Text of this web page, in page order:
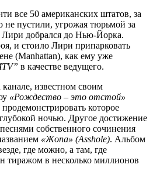
все 50 американских штатов, за
не пустили, угрожая тюрьмой за
Лири добрался до Нью-Йорка.
и стоило Лири припарковать
(Manhattan), как ему уже
в качестве ведущего.
известном своим
«Рождество – это отстой»
продемонстрировать которое
ночью. Другое достижение
собственного сочинения
«Жопа» (Asshole). Альбом
где можно, а там, где
тиражом в несколько миллионов